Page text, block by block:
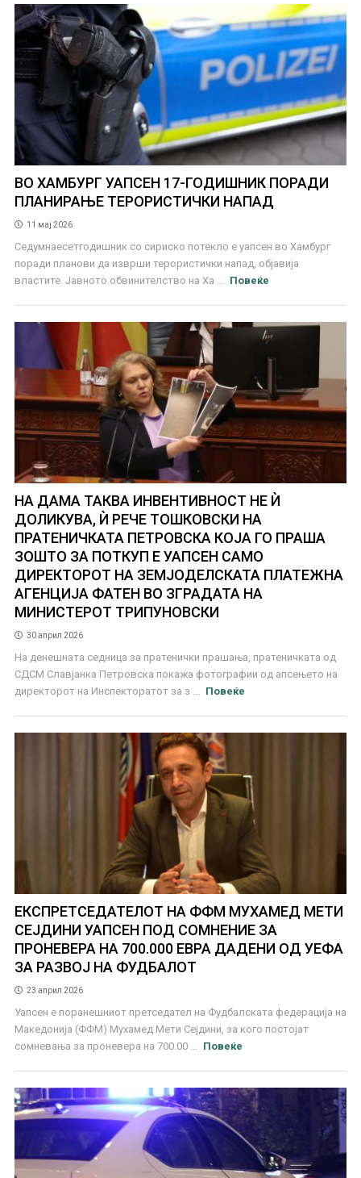
ВО ХАМБУРГ УАПСЕН 17-ГОДИШНИК ПОРАДИ
ПЛАНИРАЊЕ ТЕРОРИСТИЧКИ НАПАД
11 мај 2026
Седумнаесетгодишник со сириско потекло е уапсен во Хамбург
поради планови да изврши терористички напад, објавија
властите. Јавното обвинителство на Ха ...
Повеќе
НА ДАМА ТАКВА ИНВЕНТИВНОСТ НЕ Ѝ
ДОЛИКУВА, Ѝ РЕЧЕ ТОШКОВСКИ НА
ПРАТЕНИЧКАТА ПЕТРОВСКА КОЈА ГО ПРАША
ЗОШТО ЗА ПОТКУП Е УАПСЕН САМО
ДИРЕКТОРОТ НА ЗЕМЈОДЕЛСКАТА ПЛАТЕЖНА
АГЕНЦИЈА ФАТЕН ВО ЗГРАДАТА НА
МИНИСТЕРОТ ТРИПУНОВСКИ
30 април 2026
На денешната седница за пратенички прашања, пратеничката од
СДСМ Славјанка Петровска покажа фотографии од апсењето на
директорот на Инспекторатот за з ...
Повеќе
ЕКСПРЕТСЕДАТЕЛОТ НА ФФМ МУХАМЕД МЕТИ
СЕЈДИНИ УАПСЕН ПОД СОМНЕНИЕ ЗА
ПРОНЕВЕРА НА 700.000 ЕВРА ДАДЕНИ ОД УЕФА
ЗА РАЗВОЈ НА ФУДБАЛОТ
23 април 2026
Уапсен е поранешниот претседател на Фудбалската федерација на
Македонија (ФФМ) Мухамед Мети Сејдини, за кого постојат
сомневања за проневера на 700.00 ...
Повеќе